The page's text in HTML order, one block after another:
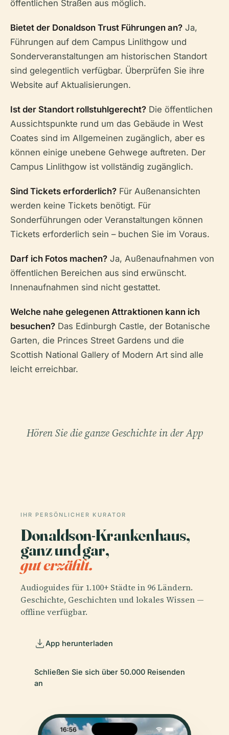
öffentlichen Straßen aus möglich.
Bietet der Donaldson Trust Führungen an? Ja,
Führungen auf dem Campus Linlithgow und
Sonderveranstaltungen am historischen Standort
sind gelegentlich verfügbar. Überprüfen Sie ihre
Website auf Aktualisierungen.
Ist der Standort rollstuhlgerecht? Die öffentlichen
Aussichtspunkte rund um das Gebäude in West
Coates sind im Allgemeinen zugänglich, aber es
können einige unebene Gehwege auftreten. Der
Campus Linlithgow ist vollständig zugänglich.
Sind Tickets erforderlich? Für Außenansichten
werden keine Tickets benötigt. Für
Sonderführungen oder Veranstaltungen können
Tickets erforderlich sein – buchen Sie im Voraus.
Darf ich Fotos machen? Ja, Außenaufnahmen von
öffentlichen Bereichen aus sind erwünscht.
Innenaufnahmen sind nicht gestattet.
Welche nahe gelegenen Attraktionen kann ich
besuchen? Das Edinburgh Castle, der Botanische
Garten, die Princes Street Gardens und die
Scottish National Gallery of Modern Art sind alle
leicht erreichbar.
Hören Sie die ganze Geschichte in der App
IHR PERSÖNLICHER KURATOR
Donaldson-Krankenhaus,
ganz und gar,
gut erzählt.
Audioguides für 1.100+ Städte in 96 Ländern.
Geschichte, Geschichten und lokales Wissen —
offline verfügbar.
App herunterladen
Schließen Sie sich über 50.000 Reisenden
an